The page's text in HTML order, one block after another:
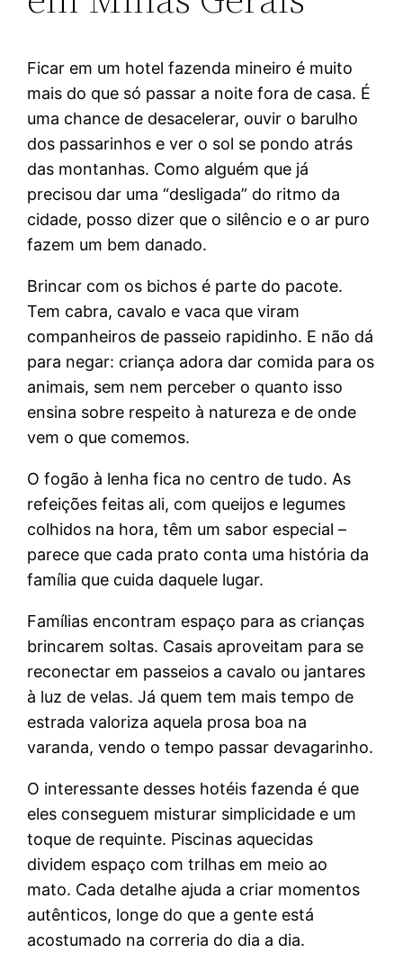
Ficar em um hotel fazenda mineiro é muito
mais do que só passar a noite fora de casa. É
uma chance de desacelerar, ouvir o barulho
dos passarinhos e ver o sol se pondo atrás
das montanhas. Como alguém que já
precisou dar uma “desligada” do ritmo da
cidade, posso dizer que o silêncio e o ar puro
fazem um bem danado.
Brincar com os bichos é parte do pacote.
Tem cabra, cavalo e vaca que viram
companheiros de passeio rapidinho. E não dá
para negar: criança adora dar comida para os
animais, sem nem perceber o quanto isso
ensina sobre respeito à natureza e de onde
vem o que comemos.
O fogão à lenha fica no centro de tudo. As
refeições feitas ali, com queijos e legumes
colhidos na hora, têm um sabor especial –
parece que cada prato conta uma história da
família que cuida daquele lugar.
Famílias encontram espaço para as crianças
brincarem soltas. Casais aproveitam para se
reconectar em passeios a cavalo ou jantares
à luz de velas. Já quem tem mais tempo de
estrada valoriza aquela prosa boa na
varanda, vendo o tempo passar devagarinho.
O interessante desses hotéis fazenda é que
eles conseguem misturar simplicidade e um
toque de requinte. Piscinas aquecidas
dividem espaço com trilhas em meio ao
mato. Cada detalhe ajuda a criar momentos
autênticos, longe do que a gente está
acostumado na correria do dia a dia.